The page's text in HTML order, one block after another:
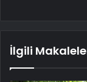
İlgili